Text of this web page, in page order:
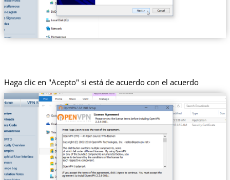
Haga clic en "Acepto" si está de acuerdo con el acuerdo